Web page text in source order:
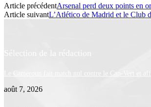
Article précédentArsenal perd deux points en
Article suivantL’Atlético de Madrid et le Club
Sélection de la rédaction
Le Cameroun fait match nul contre le Cap-Vert et
août 7, 2026